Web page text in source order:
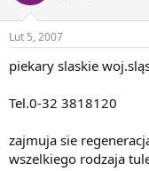
Lut 5, 2007
piekary slaskie
Tel.0-32 3818120
zajmuja sie
wszelkiego rodzaja